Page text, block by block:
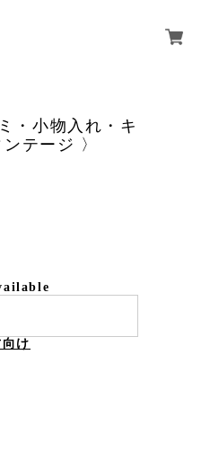
・小物入れ・キ
テージ 〉
け